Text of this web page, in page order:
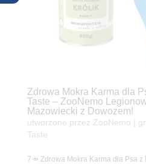
Zdrowa Mokra Karma dla
Taste – ZooNemo
Mazowiecki z Dowozem!
utworzone przez ZooNemo
Taste
7🥕 Zdrowa Mokra Karma dla Psa